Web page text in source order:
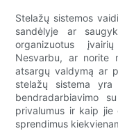
Stelažų sistemos
sandėlyje ar
organizuotus
Nesvarbu, ar norite
atsargų valdymą ar
stelažų sistema yra
bendradarbiavimo
privalumus ir kaip jie
sprendimus